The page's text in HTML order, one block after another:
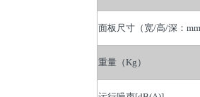
面板尺寸（宽/高/深：
重量（Kg）